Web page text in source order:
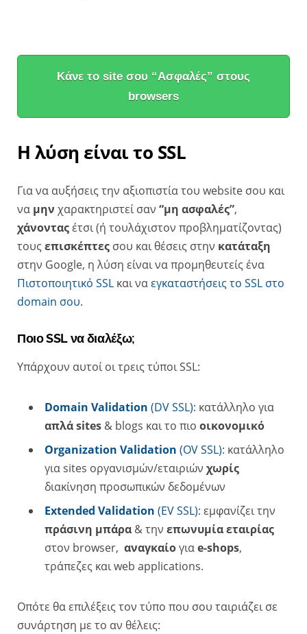
Κάνε το site σου “Ασφαλές” στους
browsers
Η λύση είναι το SSL
Για να αυξήσεις την αξιοπιστία του website σου και
να μην χαρακτηριστεί σαν “μη ασφαλές”,
χάνονταςέτσι (ή τουλάχιστον προβληματίζοντας)
τους επισκέπτες σου και θέσεις στην κατάταξη
στην Google, η λύση είναι να προμηθευτείς ένα
Πιστοποιητικό SSL και ναεγκαταστήσεις το SSL στο
domain σου.
Ποιο SSL να διαλέξω;
Υπάρχουν αυτοί οι τρεις τύποι SSL:
Domain Validation (DV SSL): κατάλληλο για
απλά sites & blogs και το πιο οικονομικό
Organization Validation (OV SSL): κατάλληλο
για sites οργανισμών/εταιριών χωρίς
διακίνηση προσωπικών δεδομένων
Extended Validation (EV SSL): εμφανίζει την
πράσινη μπάρα & την επωνυμία εταιρίας
στον browser, αναγκαίογιαe-shops,
τράπεζες και web applications.
Oπότε θα επιλέξεις τον τύπο που σου ταιριάζει σε
συνάρτηση με το αν θέλεις: